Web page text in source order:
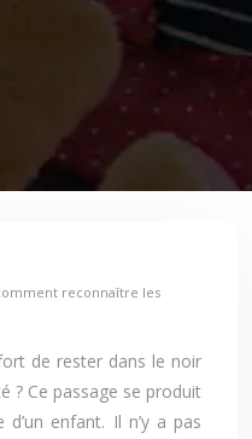
reconnaître les
de rester dans le noir
? Ce passage se produit
enfant. Il n’y a pas